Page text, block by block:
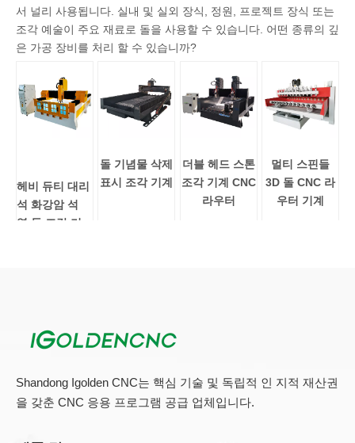
서 널리 사용됩니다. 실내 및 실외 장식, 정원, 프로젝트 장식 또는
조각 예술이 주요 재료로 돌을 사용할 수 있습니다. 어떤 종류의 깊
은 가공 장비를 처리 할 수 ​​있습니까?
헤비 듀티 대리
석 화강암 석
영 돌 조각 기
돌 기념물 삭제
표시 조각 기계
더블 헤드 스톤
조각 기계 CNC
라우터
멀티 스핀들
3D 돌 CNC 라
우터 기계
업 자동화 요구 사항에 따라 전통적인 브리지 절단기는 현대 가공
장의 요구를 충족시키기 위해 각 주요한 석재 기업에 대해 돌 다리
가 톱을 맞이했습니다. 기계에는 강력한 기능, 다목적, 작은 풋 프
린트, 낮은 에너지 소비, 간단한 작동, 정확한 가공, 빠르고 편리한
Shandong Igolden CNC는 핵심 기술 및 독립적 인 지적 재산권
을 갖춘 CNC 응용 프로그램 공급 업체입니다.